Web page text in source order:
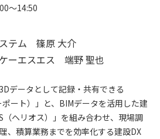
～14:50
テム 篠原 大介
ーエスエス 端野 聖也
データとして記録・共有できる
ート）」と、BIMデータを活用した建
（ヘリオス）」を組み合わせ、現場調
、積算業務までを効率化する建設DX